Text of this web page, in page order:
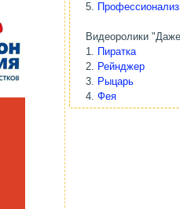
5.
Видеоролики
1. Пиратка
2. Рейнджер
3. Рыцарь
4. Фея